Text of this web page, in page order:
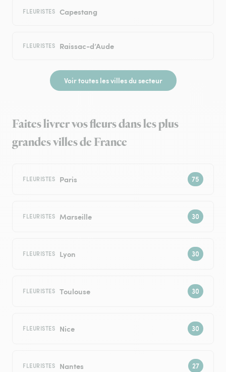
FLEURISTES Capestang
FLEURISTES Raissac-d’Aude
Voir toutes les villes du secteur
Faites livrer vos fleurs dans les plus
grandes villes de France
FLEURISTES Paris
FLEURISTES Marseille
FLEURISTES Lyon
FLEURISTES Toulouse
FLEURISTES Nice
FLEURISTES Nantes